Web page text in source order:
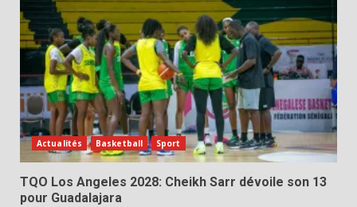
Actualités Basketball Sport
TQO Los Angeles 2028: Cheikh Sarr dévoile son 13
pour Guadalajara